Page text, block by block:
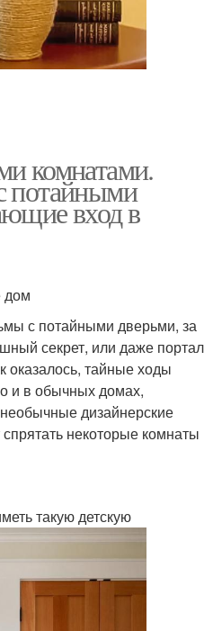
комнатами.
потайными
вход в
дом
с потайными дверьми, за
секрет, или даже портал
оказалось, тайные ходы
и в обычных домах,
дизайнерские
некоторые комнаты
такую детскую